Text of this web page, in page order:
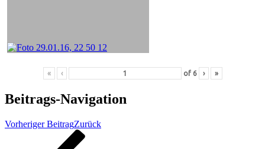
« ‹ of 6 › »
Beitrags-Navigation
Vorheriger BeitragZurück